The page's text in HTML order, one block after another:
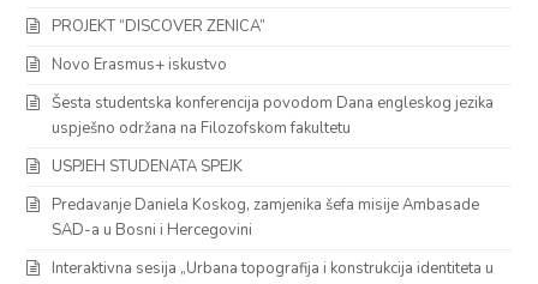
PROJEKT “DISCOVER ZENICA”
Novo Erasmus+ iskustvo
Šesta studentska konferencija povodom Dana engleskog jezika
uspješno održana na Filozofskom fakultetu
USPJEH STUDENATA SPEJK
Predavanje Daniela Koskog, zamjenika šefa misije Ambasade
SAD-a u Bosni i Hercegovini
Interaktivna sesija „Urbana topografija i konstrukcija identiteta u